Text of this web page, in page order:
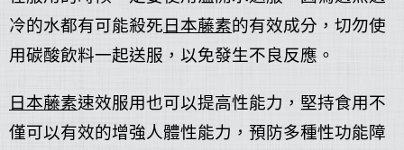
冷的水都有可能殺死日本藤素的有效成分，切勿使
用碳酸飲料一起送服，以免發生不良反應。
日本藤素速效服用也可以提高性能力，堅持食用不
僅可以有效的增強人體性能力，預防多種性功能障